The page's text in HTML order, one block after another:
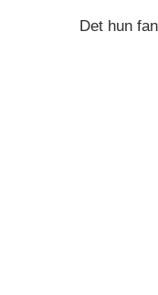
Det hun